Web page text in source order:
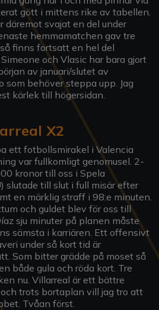
gött i mittens rike av tabellen.
däremot svajat en del under
hemmamatchen gav tre
finns fortsatt en hel del
och Vlasic har bara gjort
av januari/slutet av
som behöver steppa upp. Jag
kärlek till högersidan.
X2
ett fotbollsmirakel i Valencia
var fullkomligt genomusel. 2-
kronor till oss i Spela
slutade till slut i full misär efter
en märklig straff i 98:e minuten.
och guldet blev för oss till
sju minuter på planen måste
sämsta i karriären. Ett offensivt
under så kort tid är
Som bitter grädde på moset så
både gula och röda kort. Tre
nu. Villarreal är ett bättre
trots bortaplan vill jag tro att
Tvåan först.